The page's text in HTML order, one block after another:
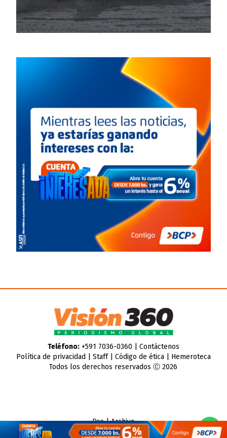
Teléfono:+591 7036-0360 | Contáctenos
Política de privacidad
Staff| Código de ética| Hemeroteca
Todos los derechos reservados Ⓒ 2026
Rss|Archivo
CMS para mediosbyTroop